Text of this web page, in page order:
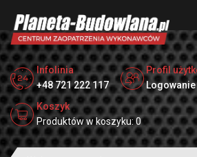
Infolinia
+48 721 222 117
Profil
Koszyk
Produktów w koszyku: 0